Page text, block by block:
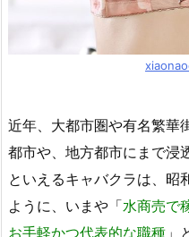
近年、大都市圏や有名繁華
都市や、地方都市にまで浸
といえるキャバクラは、昭
ように、いまや「水商売で
お手軽かつ代表的な職種 」